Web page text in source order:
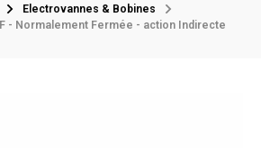
Electrovannes & Bobines
- Normalement Fermée - action Indirecte